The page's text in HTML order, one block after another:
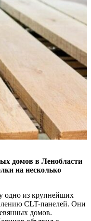
домов в Ленобласти
на несколько
одно из крупнейших
CLT-панелей. Они
домов.